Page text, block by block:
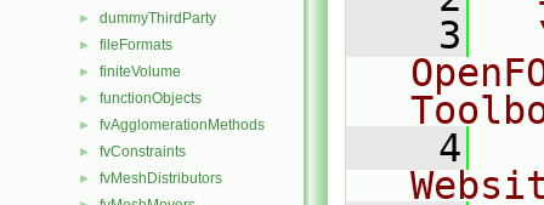
► dummyThirdParty
► fileFormats
► finiteVolume
► functionObjects
► fvAgglomerationMethods
► fvConstraints
► fvMeshDistributors
    3
    4